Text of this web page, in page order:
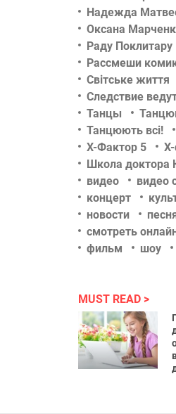
Надежда
Оксана
Раду Поклитару
Рассмеши
Світське життя
Следствие
Танцы
Танцюють всі!
Х-Фактор 5
Школа доктора
видео
видео
концерт
новости
смотреть
фильм
шоу
MUST READ